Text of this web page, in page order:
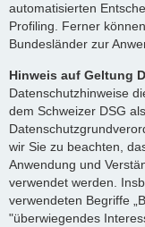
automatisierten
Profiling. Ferner
Bundesländer zur
Hinweis auf Geltung
Datenschutzhinweise
dem Schweizer DSG
wir Sie zu beachten,
Anwendung und
verwendet werden.
verwendeten Begriffe
"überwiegendes